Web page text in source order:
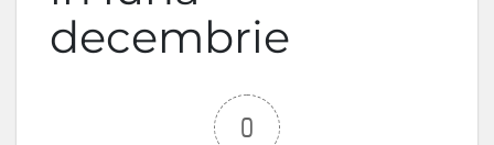
decembrie
0